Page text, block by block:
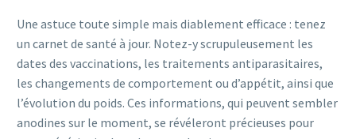
Une astuce toute simple mais diablement efficace : tenez
un carnet de santé à jour. Notez-y scrupuleusement les
dates des vaccinations, les traitements antiparasitaires,
les changements de comportement ou d’appétit, ainsi que
l’évolution du poids. Ces informations, qui peuvent sembler
anodines sur le moment, se révéleront précieuses pour